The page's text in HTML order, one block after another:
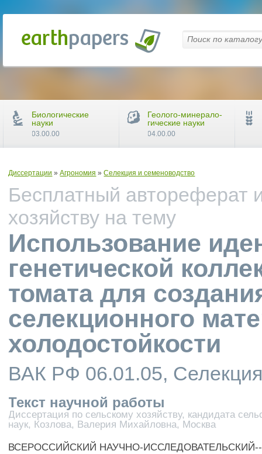
Диссертации »Агрономия »Селекция и семеноводство
Бесплатный автореферат
хозяйству на тему
Использование
генетической
томата для
селекционного
холодостойкости
ВАК РФ 06.01.05,
Текст научной работы
Диссертация по сельскому хозяйству, кандидата
наук, Козлова, Валерия Михайловна, Москва
ВСЕРОССИЙСКИЙ НАУЧНО-
Биологические
науки
03.00.00
Геолого-минерало-
гические науки
04.00.00